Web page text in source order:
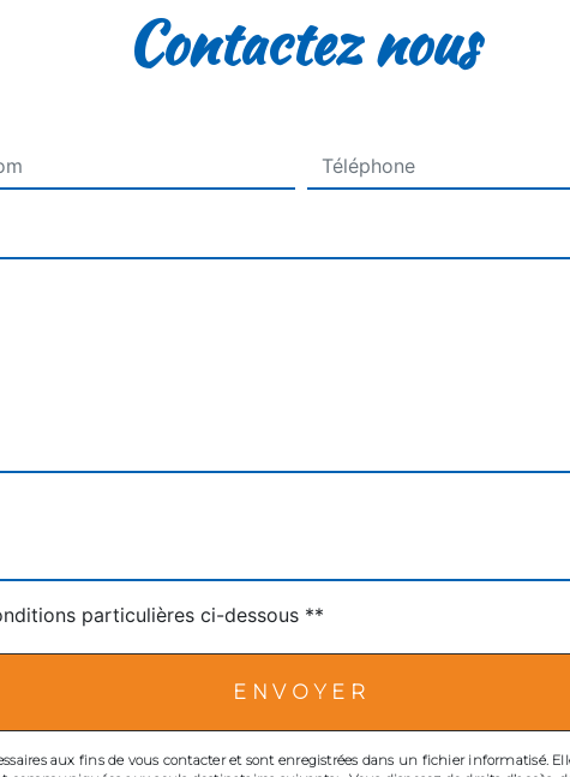
Contactez nous
particulières ci-dessous **
ENVOYER
aux fins de vous contacter et sont enregistrées dans un fichier informatisé.